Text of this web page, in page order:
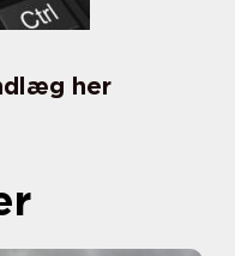
her